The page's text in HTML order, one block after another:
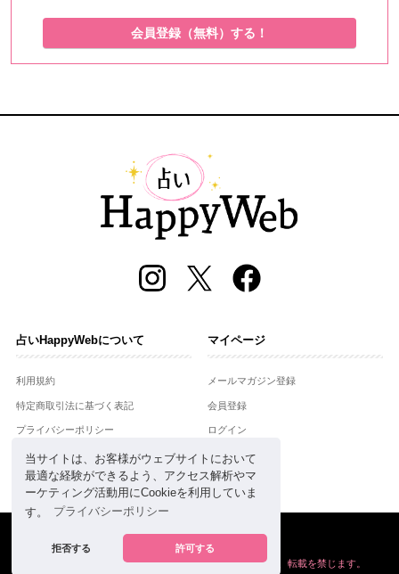
当サイトは、お客様がウェブサイトにおいて
最適な経験ができるよう、アクセス解析やマ
ーケティング活動用にCookieを利用していま
す。
プライバシーポリシー
拒否する 許可する
会員登録（無料）する！
占いHappyWebについて
利用規約
特定商取引法に基づく表記
プライバシーポリシー
運営会社
お問合せ
マイページ
メールマガジン登録
会員登録
ログイン
powered by
掲載の情報や画像など、すべてのコンテンツの無断複写、転載を禁じます。